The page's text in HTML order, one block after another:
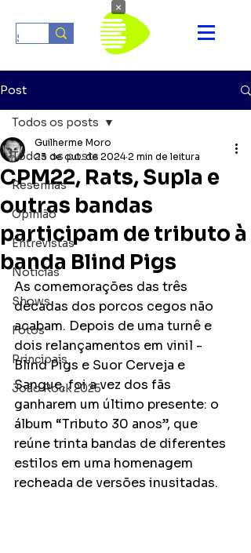
Post
Todos os posts
Resenhas
Opinião
Entrevistas
Notícias
Shows
Fotos
Principais
João Rock 2025
Todos os posts
CPM22, Rats, Supla e
outras bandas
participam de tributo à
banda Blind Pigs
Guilherme Moro
23 de out. de 2024 2 min de leitura
As comemorações das três
décadas dos porcos cegos não
acabam. Depois de uma turnê e
dois relançamentos em vinil -
Blind Pigs e Suor Cerveja e
Sangue, foi a vez dos fãs
ganharem um último presente: o
álbum “Tributo 30 anos”, que
reúne trinta bandas de diferentes
estilos em uma homenagem
recheada de versões inusitadas.
×